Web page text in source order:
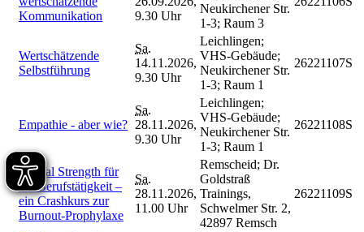
Kommunikation
9.30 Uhr
Neukirchener Str.
1-3; Raum 3
Wertschätzende
Selbstführung
Sa.
14.11.2026,
9.30 Uhr
Leichlingen;
VHS-Gebäude;
Neukirchener Str.
1-3; Raum 1
26221107S
Empathie - aber wie?
Sa.
28.11.2026,
9.30 Uhr
Leichlingen;
VHS-Gebäude;
Neukirchener Str.
1-3; Raum 1
26221108S
Mental Strength für
die Berufstätigkeit –
ein Crashkurs zur
Burnout-Prophylaxe
Sa.
28.11.2026,
11.00 Uhr
Remscheid; Dr.
Goldstraß
Trainings,
Schwelmer Str. 2,
42897 Remsch
26221109S